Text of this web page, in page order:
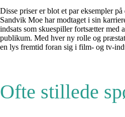
Disse priser er blot et par eksempler
Sandvik Moe har modtaget i sin
indsats som skuespiller fortsætter med
publikum. Med hver ny rolle og
en lys fremtid foran sig i film- og tv-
Ofte stillede